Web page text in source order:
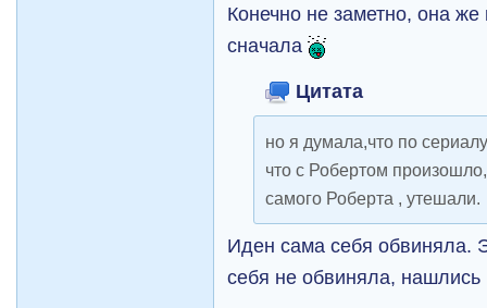
Конечно не заметно, она
сначала
Цитата
но я думала,что по
что с Робертом
самого Роберта , утешали.
Иден сама себя обвиняла.
себя не обвиняла,